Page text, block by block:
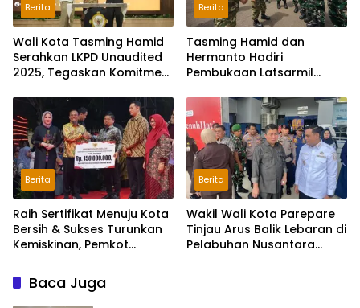
Berita
Wali Kota Tasming Hamid
Serahkan LKPD Unaudited
2025, Tegaskan Komitmen
Berita
Tasming Hamid dan
Hermanto Hadiri
Pembukaan Latsarmil
Pemkot Parepare Ambil
Bagian
Berita
Raih Sertifikat Menuju Kota
Bersih & Sukses Turunkan
Kemiskinan, Pemkot
Apresiasi Pemprov Sulsel
Berita
Wakil Wali Kota Parepare
Tinjau Arus Balik Lebaran di
Pelabuhan Nusantara
Baca Juga